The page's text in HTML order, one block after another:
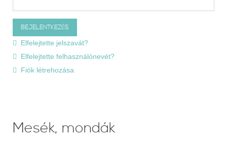
Elfelejtette jelszavát?
Elfelejtette felhasználónevét?
Fiók létrehozása
Mesék, mondák